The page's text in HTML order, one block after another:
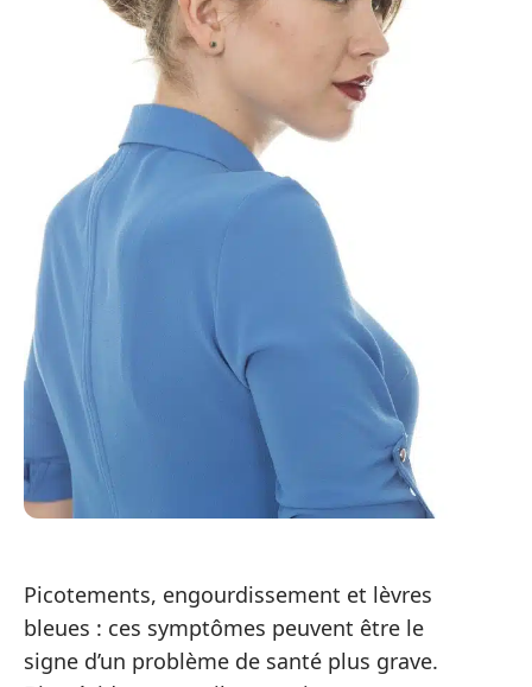
Picotements, engourdissement et lèvres
bleues : ces symptômes peuvent être le
signe d’un problème de santé plus grave.